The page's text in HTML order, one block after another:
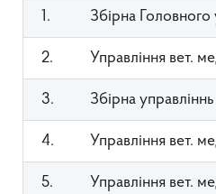
1. Збірна
2. Управління вет.
3. Збірна
4. Управління вет.
5. Управління вет.